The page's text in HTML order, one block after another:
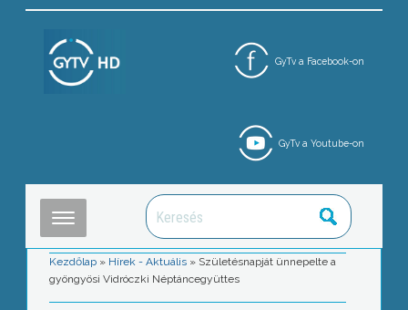
GyTv a Facebook-on
GyTv a Youtube-on
Kezdőlap » Hírek - Aktuális » Születésnapját ünnepelte a
gyöngyösi Vidróczki Néptáncegyüttes